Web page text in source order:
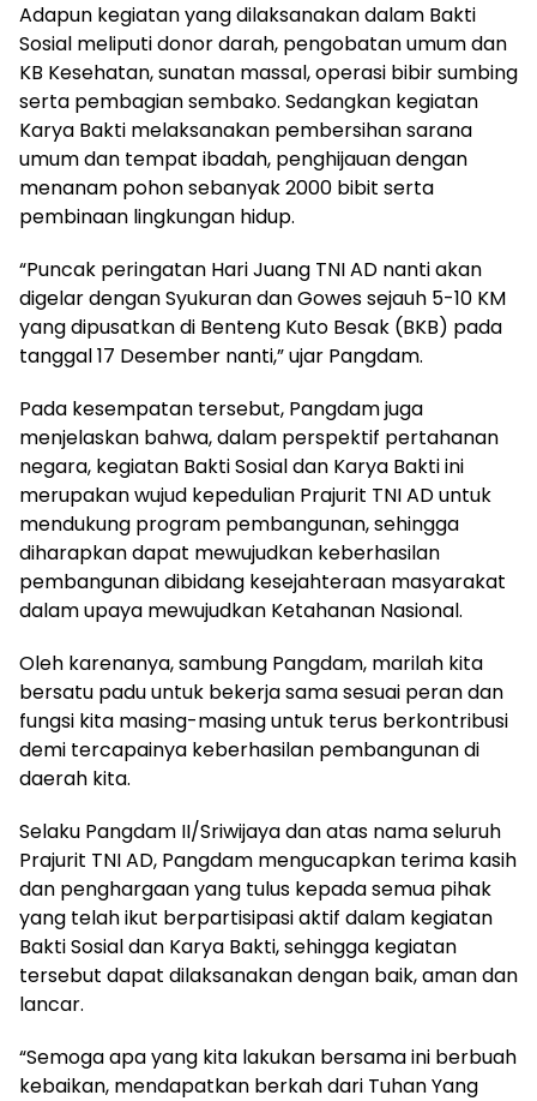
Adapun kegiatan yang dilaksanakan dalam Bakti
Sosial meliputi donor darah, pengobatan umum dan
KB Kesehatan, sunatan massal, operasi bibir sumbing
serta pembagian sembako. Sedangkan kegiatan
Karya Bakti melaksanakan pembersihan sarana
umum dan tempat ibadah, penghijauan dengan
menanam pohon sebanyak 2000 bibit serta
pembinaan lingkungan hidup.
“Puncak peringatan Hari Juang TNI AD nanti akan
digelar dengan Syukuran dan Gowes sejauh 5-10 KM
yang dipusatkan di Benteng Kuto Besak (BKB) pada
tanggal 17 Desember nanti,” ujar Pangdam.
Pada kesempatan tersebut, Pangdam juga
menjelaskan bahwa, dalam perspektif pertahanan
negara, kegiatan Bakti Sosial dan Karya Bakti ini
merupakan wujud kepedulian Prajurit TNI AD untuk
mendukung program pembangunan, sehingga
diharapkan dapat mewujudkan keberhasilan
pembangunan dibidang kesejahteraan masyarakat
dalam upaya mewujudkan Ketahanan Nasional.
Oleh karenanya, sambung Pangdam, marilah kita
bersatu padu untuk bekerja sama sesuai peran dan
fungsi kita masing-masing untuk terus berkontribusi
demi tercapainya keberhasilan pembangunan di
daerah kita.
Selaku Pangdam II/Sriwijaya dan atas nama seluruh
Prajurit TNI AD, Pangdam mengucapkan terima kasih
dan penghargaan yang tulus kepada semua pihak
yang telah ikut berpartisipasi aktif dalam kegiatan
Bakti Sosial dan Karya Bakti, sehingga kegiatan
tersebut dapat dilaksanakan dengan baik, aman dan
lancar.
“Semoga apa yang kita lakukan bersama ini berbuah
kebaikan, mendapatkan berkah dari Tuhan Yang